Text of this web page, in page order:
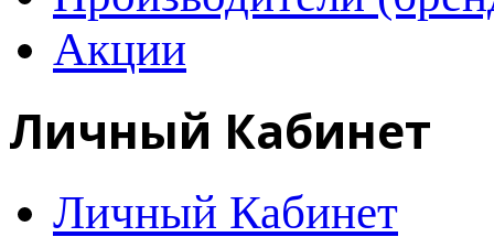
Акции
Личный Кабинет
Личный Кабинет